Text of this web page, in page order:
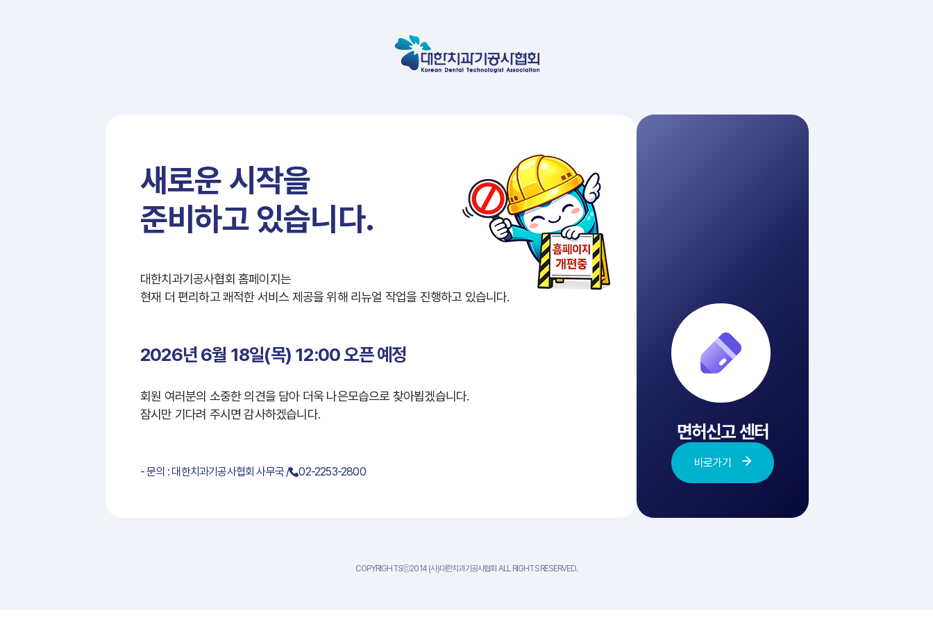
새로운 시작을
준비하고 있습니다.
대한치과기공사협회 홈페이지는
현재 더 편리하고 쾌적한 서비스 제공을 위해 리뉴얼 작업을 진행하고 있습니다.
2026년 6월 18일(목) 12:00 오픈 예정
회원 여러분의 소중한 의견을 담아 더욱 나은모습으로 찾아뵙겠습니다.
잠시만 기다려 주시면 감사하겠습니다.
- 문의 : 대한치과기공사협회 사무국 / 02-2253-2800
면허신고 센터
바로가기
COPYRIGHTSⓒ2014 (사)대한치과기공사협회 ALL RIGHTS RESERVED.